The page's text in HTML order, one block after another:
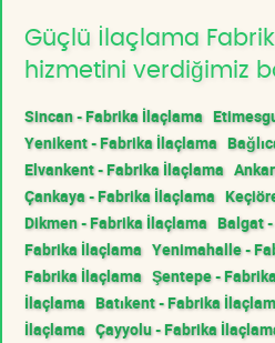
Güçlü İlaçlama
hizmetini verdiğimiz
Sincan - Fabrika İlaçlama
Yenikent - Fabrika İlaçlama
Elvankent - Fabrika İlaçlama
Çankaya - Fabrika İlaçlama
Dikmen - Fabrika İlaçlama Balgat
Fabrika İlaçlama Yenimahalle -
Fabrika İlaçlama Şentepe -
İlaçlama Batıkent - Fabrika
İlaçlama Çayyolu - Fabrika